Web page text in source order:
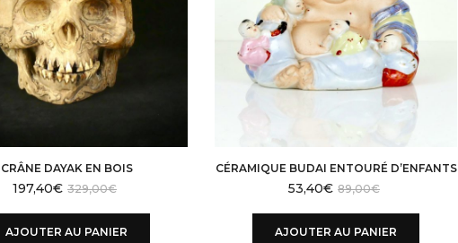
CRÂNE DAYAK EN BOIS
329,00€
197,40€
AJOUTER AU PANIER
CÉRAMIQUE BUDAI ENTOURÉ D’ENFANTS
89,00€
53,40€
AJOUTER AU PANIER